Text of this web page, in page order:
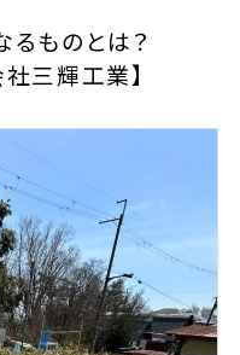
るものとは？
三輝工業】